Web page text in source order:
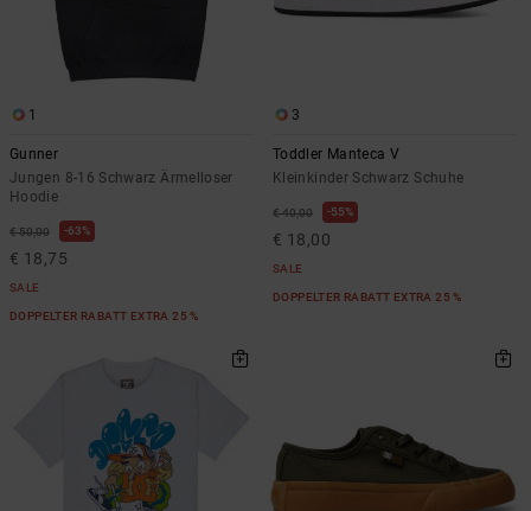
1
Gunner
Jungen 8-16 Schwarz Ärmelloser
Hoodie
€ 50,00 63%
€ 18,75
SALE
DOPPELTER RABATT EXTRA 25 %
3
Toddler Manteca V
Kleinkinder Schwarz Schuhe
€ 40,00 55%
€ 18,00
SALE
DOPPELTER RABATT EXTRA 25 %